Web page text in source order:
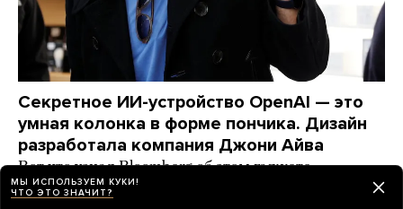
Секретное ИИ-устройство OpenAI — это
умная колонка в форме пончика. Дизайн
разработала компания Джони Айва
Вот что узнал Bloomberg об этом гаджете
НОВОСТИ день назад
МЫ ИСПОЛЬЗУЕМ КУКИ!
ЧТО ЭТО ЗНАЧИТ?